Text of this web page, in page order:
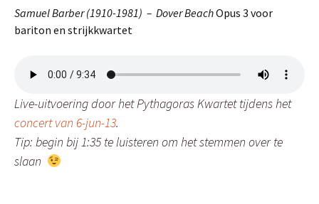
Samuel Barber (1910-1981) – Dover BeachOpus 3 voor
bariton en strijkkwartet
Live-uitvoering door het Pythagoras Kwartet tijdens het
concert van 6-jun-13.
Tip: begin bij 1:35 te luisteren om het stemmen over te
slaan